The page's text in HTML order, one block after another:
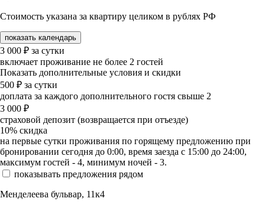
Стоимость указана за квартиру целиком в рублях РФ
показать календарь
3 000 ₽ за сутки
включает проживание не более 2 гостей
Показать дополнительные условия и скидки
500 ₽ за сутки
доплата за каждого дополнительного гостя свыше 2
3 000 ₽
страховой депозит (возвращается при отъезде)
10% скидка
на первые сутки проживания по горящему предложению при
бронировании сегодня до 0:00, время заезда с 15:00 до 24:00,
максимум гостей - 4, минимум ночей - 3.
показывать предложения рядом
Менделеева бульвар, 11к4